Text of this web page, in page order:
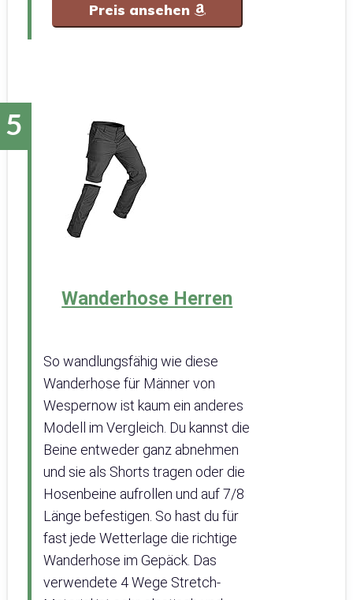
Preis ansehen
Wanderhose Herren
So wandlungsfähig wie diese
Wanderhose für Männer von
Wespernow ist kaum ein anderes
Modell im Vergleich. Du kannst die
Beine entweder ganz abnehmen
und sie als Shorts tragen oder die
Hosenbeine aufrollen und auf 7/8
Länge befestigen. So hast du für
fast jede Wetterlage die richtige
Wanderhose im Gepäck. Das
verwendete 4 Wege Stretch-